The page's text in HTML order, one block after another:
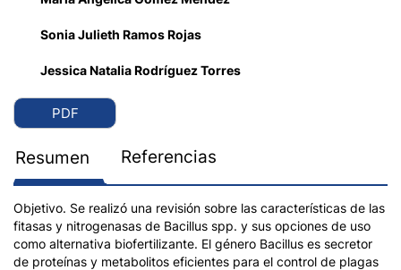
Sonia Julieth Ramos Rojas
Jessica Natalia Rodríguez Torres
PDF
Resumen Referencias
Objetivo. Se realizó una revisión sobre las características de las
fitasas y nitrogenasas de Bacillus spp. y sus opciones de uso
como alternativa biofertilizante. El género Bacillus es secretor
de proteínas y metabolitos eficientes para el control de plagas